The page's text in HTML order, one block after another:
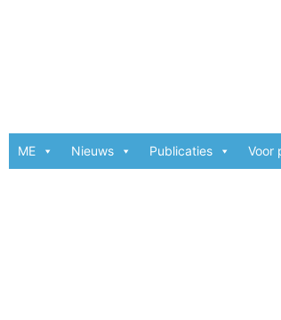
ME Nieuws Publicaties Voor